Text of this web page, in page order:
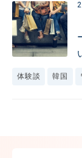
体験談 韓国